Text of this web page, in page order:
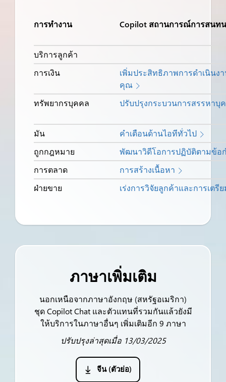
การทำงาน Copilot สถานการณ์การสนท
บริการลูกค้า
การเงิน
เพิ่มประสิทธิภาพการดำเนินง
คุณ
ทรัพยากรบุคคล
ปรับปรุงกระบวนการสรรหา
มัน
คำเตือนด้านไอทีทั่วไป
ถูกกฎหมาย
พัฒนาวิดีโอการปฏิบัติตามข้อ
การตลาด
การสร้างเนื้อหา
ฝ่ายขาย
เร่งการวิจัยลูกค้าและการเตรี
ภาษาเพิ่มเติม
นอกเหนือจากภาษาอังกฤษ (สหรัฐอเมริกา)
ชุด Copilot Chat และตัวแทนที่รวมกันแล้วยังมี
ให้บริการในภาษาอื่นๆ เพิ่มเติมอีก 9 ภาษา
ปรับปรุงล่าสุดเมื่อ 13/03/2025
จีน (ตัวย่อ)